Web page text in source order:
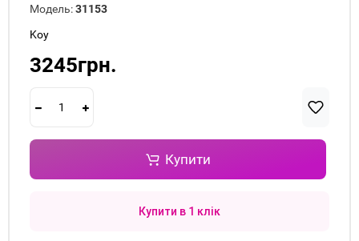
Модель:31153
Koy
3245грн.
Купити
Купити в 1 клік